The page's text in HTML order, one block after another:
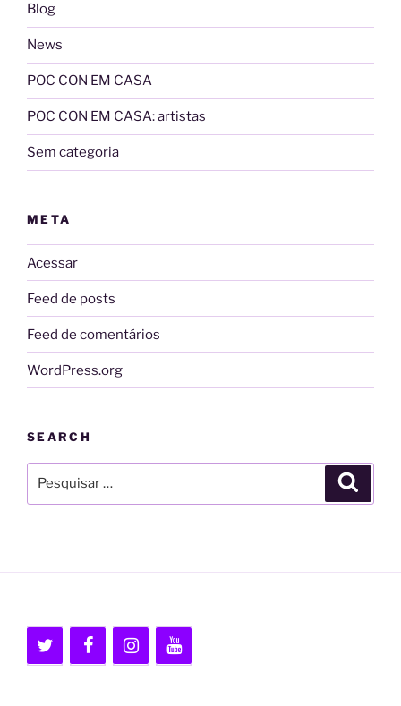
Blog
News
POC CON EM CASA
POC CON EM CASA: artistas
Sem categoria
META
Acessar
Feed de posts
Feed de comentários
WordPress.org
SEARCH
por: